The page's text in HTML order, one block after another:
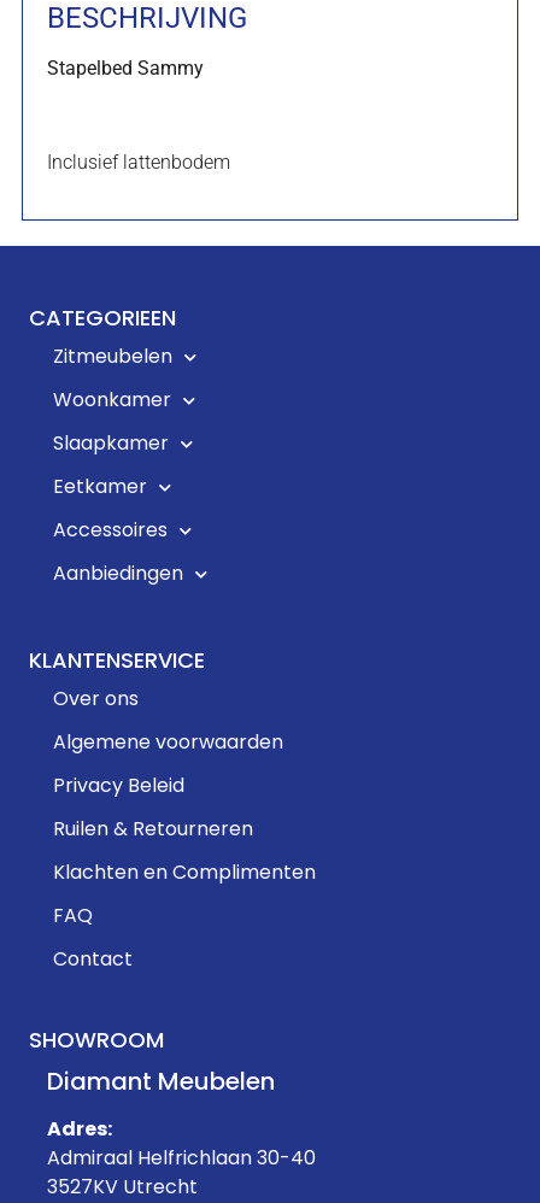
BESCHRIJVING
Stapelbed Sammy
Inclusief lattenbodem
CATEGORIEEN
Zitmeubelen
Woonkamer
Slaapkamer
Eetkamer
Accessoires
Aanbiedingen
KLANTENSERVICE
Over ons
Algemene voorwaarden
Privacy Beleid
Ruilen & Retourneren
Klachten en Complimenten
FAQ
Contact
SHOWROOM
Diamant Meubelen
Adres:
Admiraal Helfrichlaan 30-40
3527KV Utrecht